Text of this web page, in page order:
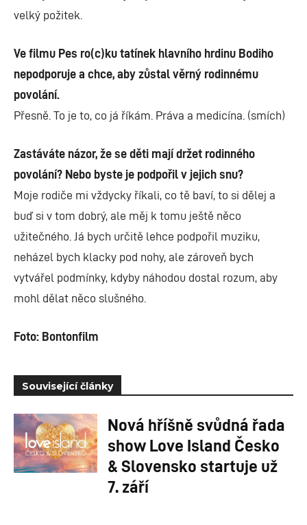
velký požitek.
Ve filmu Pes ro(c)ku tatínek hlavního hrdinu Bodiho
nepodporuje a chce, aby zůstal věrný rodinnému
povolání.
Přesně. To je to, co já říkám. Práva a medicína. (smích)
Zastáváte názor, že se děti mají držet rodinného
povolání? Nebo byste je podpořil v jejich snu?
Moje rodiče mi vždycky říkali, co tě baví, to si dělej a
buď si v tom dobrý, ale měj k tomu ještě něco
užitečného. Já bych určitě lehce podpořil muziku,
neházel bych klacky pod nohy, ale zároveň bych
vytvářel podmínky, kdyby náhodou dostal rozum, aby
mohl dělat něco slušného.
Foto: Bontonfilm
Související články
Nová hříšně svůdná řada
show Love Island Česko
& Slovensko startuje už
7. září